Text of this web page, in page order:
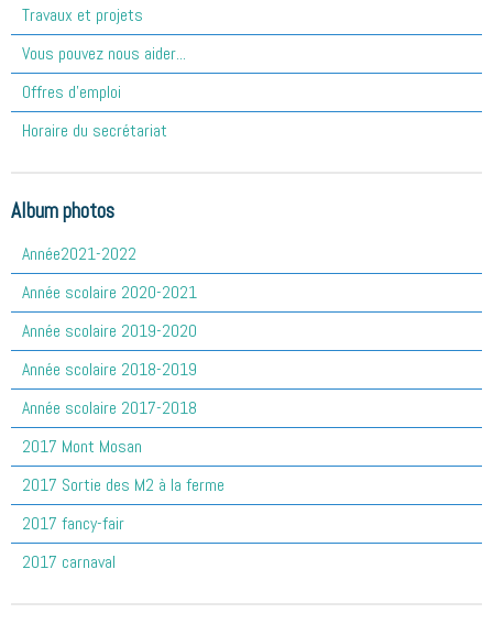
Travaux et projets
Vous pouvez nous aider...
Offres d'emploi
Horaire du secrétariat
Album photos
Année2021-2022
Année scolaire 2020-2021
Année scolaire 2019-2020
Année scolaire 2018-2019
Année scolaire 2017-2018
2017 Mont Mosan
2017 Sortie des M2 à la ferme
2017 fancy-fair
2017 carnaval